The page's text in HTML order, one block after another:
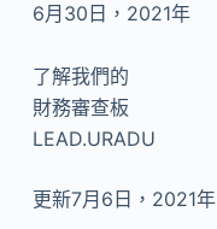
6月30日，2021年
了解我們的
財務審查板
LEAD.URADU
更新7月6日，2021年